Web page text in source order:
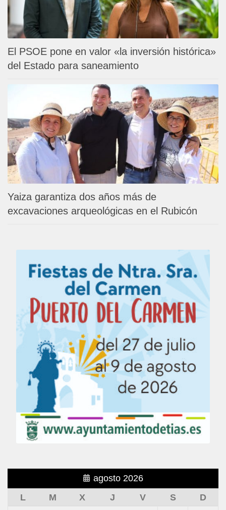
El PSOE pone en valor «la inversión histórica»
del Estado para saneamiento
Yaiza garantiza dos años más de
excavaciones arqueológicas en el Rubicón
agosto 2026
L
M X J V S
D